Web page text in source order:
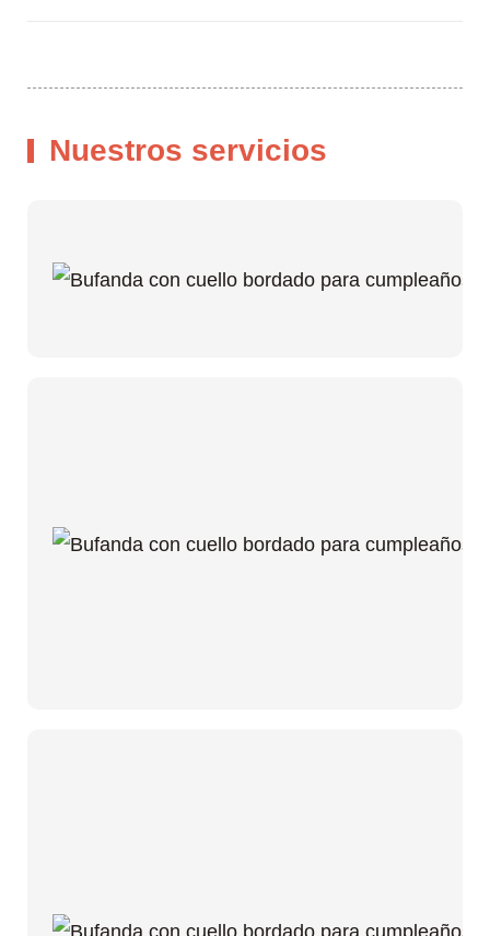
Nuestros servicios